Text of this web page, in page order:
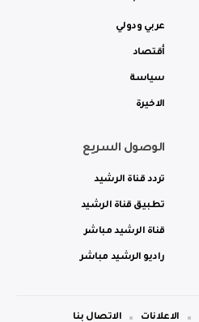
عربي ودولي
أقتصاد
سياسة
الاخيرة
الوصول السريع
تردد قناة الرشيد
تطبيق قناة الرشيد
قناة الرشيد مباشر
راديو الرشيد مباشر
الاعلانات الاتصال بنا